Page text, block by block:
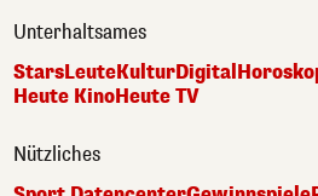
Unterhaltsames
StarsLeuteKulturDigital
Heute KinoHeute TV
Nützliches